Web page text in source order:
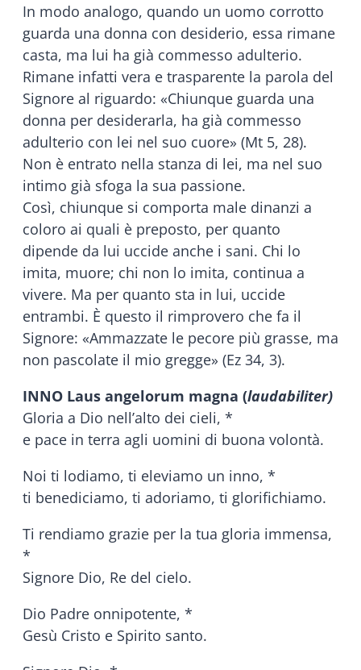
In modo analogo, quando un uomo corrotto
guarda una donna con desiderio, essa rimane
casta, ma lui ha già commesso adulterio.
Rimane infatti vera e trasparente la parola del
Signore al riguardo: «Chiunque guarda una
donna per desiderarla, ha già commesso
adulterio con lei nel suo cuore» (Mt 5, 28).
Non è entrato nella stanza di lei, ma nel suo
intimo già sfoga la sua passione.
Così, chiunque si comporta male dinanzi a
coloro ai quali è preposto, per quanto
dipende da lui uccide anche i sani. Chi lo
imita, muore; chi non lo imita, continua a
vivere. Ma per quanto sta in lui, uccide
entrambi. È questo il rimprovero che fa il
Signore: «Ammazzate le pecore più grasse, ma
non pascolate il mio gregge» (Ez 34, 3).
INNO Laus angelorum magna (laudabiliter)
Gloria a Dio nell’alto dei cieli, *
e pace in terra agli uomini di buona volontà.
Noi ti lodiamo, ti eleviamo un inno, *
ti benediciamo, ti adoriamo, ti glorifichiamo.
Ti rendiamo grazie per la tua gloria immensa,
*
Signore Dio, Re del cielo.
Dio Padre onnipotente, *
Gesù Cristo e Spirito santo.